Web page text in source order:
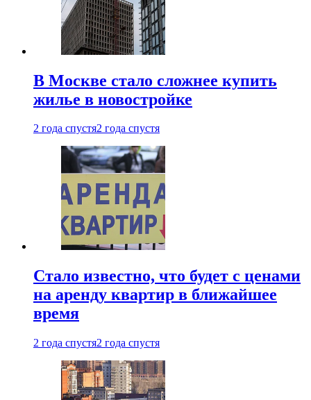
В Москве стало сложнее купить
жилье в новостройке
2 года спустя2 года спустя
Стало известно, что будет с ценами
на аренду квартир в ближайшее
время
2 года спустя2 года спустя